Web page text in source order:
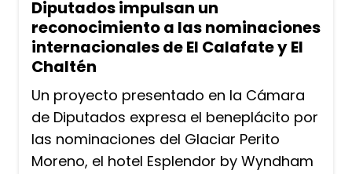
Diputados impulsan un
reconocimiento a las nominaciones
internacionales de El Calafate y El
Chaltén
Un proyecto presentado en la Cámara
de Diputados expresa el beneplácito por
las nominaciones del Glaciar Perito
Moreno, el hotel Esplendor by Wyndham